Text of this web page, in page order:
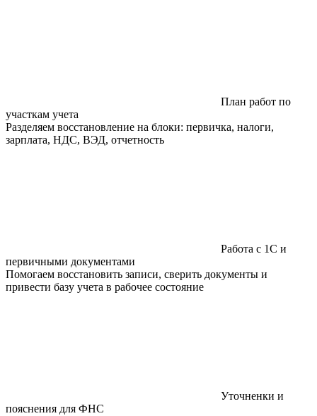
План работ по
участкам учета
Разделяем восстановление на блоки: первичка, налоги,
зарплата, НДС, ВЭД, отчетность
Работа с 1С и
первичными документами
Помогаем восстановить записи, сверить документы и
привести базу учета в рабочее состояние
Уточненки и
пояснения для ФНС